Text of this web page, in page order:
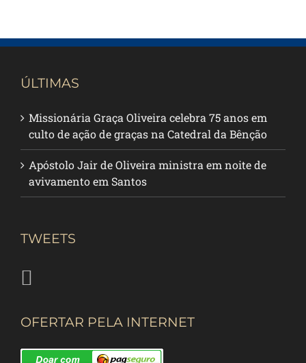
ÚLTIMAS
Missionária Graça Oliveira celebra 75 anos em
culto de ação de graças na Catedral da Bênção
Apóstolo Jair de Oliveira ministra em noite de
avivamento em Santos
TWEETS
OFERTAR PELA INTERNET